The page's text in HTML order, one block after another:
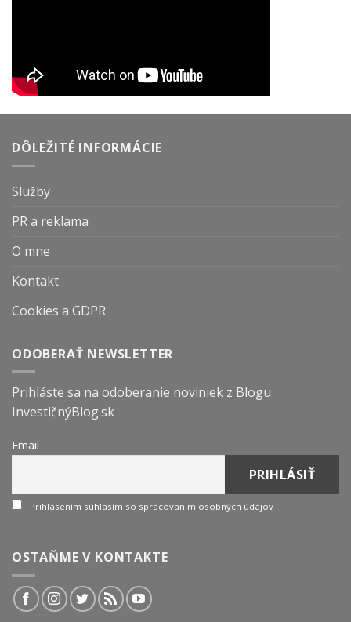
DÔLEŽITÉ INFORMÁCIE
Služby
PR a reklama
O mne
Kontakt
Cookies a GDPR
ODOBERAŤ NEWSLETTER
Prihláste sa na odoberanie noviniek z Blogu
InvestičnýBlog.sk
Email
Prihlásením súhlasím so spracovaním osobných údajov
OSTAŇME V KONTAKTE